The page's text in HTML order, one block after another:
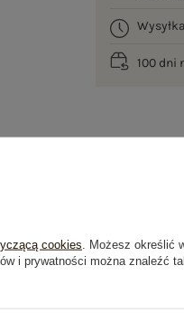
100 dni
cookies . Możesz określić
i prywatności można znaleźć